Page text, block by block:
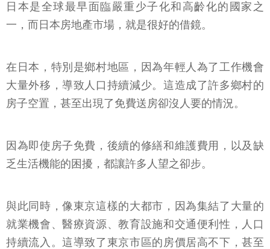
日本是全球最早面臨嚴重少子化和高齡化的國家之
一，而日本房地產市場，就是很好的借鏡。
在日本，特別是鄉村地區，因為年輕人為了工作機會
大量外移，導致人口持續減少。這造成了許多鄉村的
房子空置，甚至出現了免費送房卻沒人要的情況。
因為即使房子免費，後續的修繕和維護費用，以及缺
乏生活機能的困擾，都讓許多人望之卻步。
與此同時，像東京這樣的大都市，因為集結了大量的
就業機會、醫療資源、教育設施和交通便利性，人口
持續流入。這導致了東京市區的房價居高不下，甚至